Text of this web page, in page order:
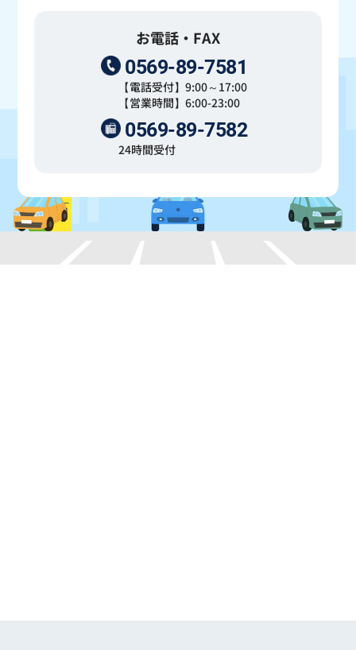
お電話・FAX
0569-89-7581
【電話受付】9:00～17:00
【営業時間】6:00-23:00
0569-89-7582
24時間受付